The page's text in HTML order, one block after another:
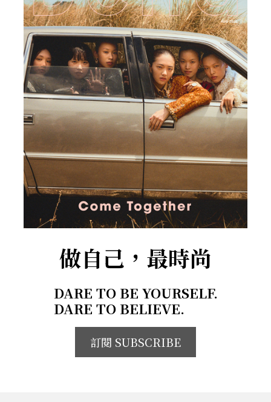
做自己，最時尚
DARE TO BE YOURSELF.
DARE TO BELIEVE.
訂閱 SUBSCRIBE